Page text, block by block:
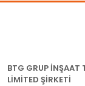
BTG GRUP İNŞAAT
LİMİTED ŞİRKETİ